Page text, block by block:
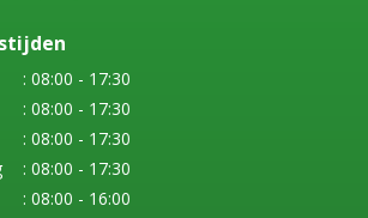
: 08:00 - 17:30
: 08:00 - 17:30
: 08:00 - 17:30
: 08:00 - 17:30
: 08:00 - 16:00